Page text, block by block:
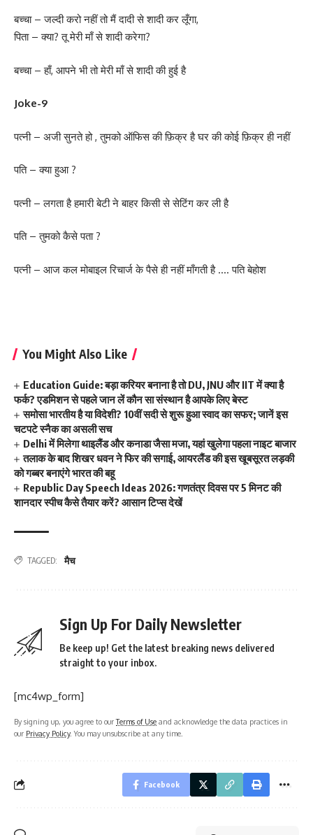
बच्चा – जल्दी करो नहीं तो मैं दादी से शादी कर लूँगा,
पिता – क्या? तू मेरी माँ से शादी करेगा?
बच्चा – हाँ, आपने भी तो मेरी माँ से शादी की हुई है
Joke-9
पत्नी – अजी सुनते हो , तुमको ऑफिस की फ़िक्र है घर की कोई फ़िक्र ही नहीं
पति – क्या हुआ ?
पत्नी – लगता है हमारी बेटी ने बाहर किसी से सेटिंग कर ली है
पति – तुमको कैसे पता ?
पत्नी – आज कल मोबाइल रिचार्ज के पैसे ही नहीं माँगती है …. पति बेहोश
You Might Also Like
Education Guide: बड़ा करियर बनाना है तो DU, JNU और IIT में क्या है
फर्क? एडमिशन से पहले जान लें कौन सा संस्थान है आपके लिए बेस्ट
समोसा भारतीय है या विदेशी? 10वीं सदी से शुरू हुआ स्वाद का सफर; जानें इस
चटपटे स्नैक का असली सच
Delhi में मिलेगा थाइलैंड और कनाडा जैसा मजा, यहां खुलेगा पहला नाइट बाजार
तलाक के बाद शिखर धवन ने फिर की सगाई, आयरलैंड की इस खूबसूरत लड़की
को गब्बर बनाएंगे भारत की बहू
Republic Day Speech Ideas 2026: गणतंत्र दिवस पर 5 मिनट की
शानदार स्पीच कैसे तैयार करें? आसान टिप्स देखें
TAGGED: मैच
Sign Up For Daily Newsletter
Be keep up! Get the latest breaking news delivered
straight to your inbox.
[mc4wp_form]
By signing up, you agree to ourTerms of Use and acknowledge the data practices in
our Privacy Policy. You may unsubscribe at any time.
Facebook